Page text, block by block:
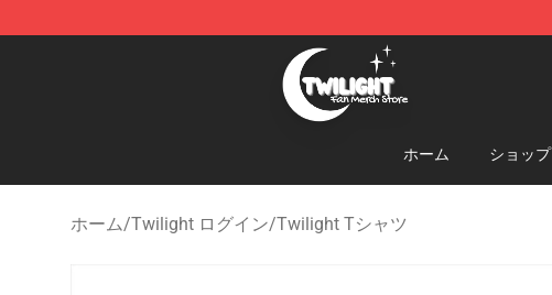
Twilight Store - Official Twilight Merchandise Shop
ホーム ショップ
ホーム/Twilight ログイン/Twilight Tシャツ